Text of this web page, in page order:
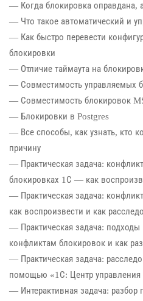
— Когда блокировка оправдана,
— Что такое автоматический и
— Как быстро перевести
блокировки
— Отличие таймаута на
— Совместимость управляемых
— Совместимость блокировок
— Блокировки в Postgres
— Все способы, как узнать, кто
причину
— Практическая задача:
блокировках 1С — как
— Практическая задача:
как воспроизвести и как
— Практическая задача: подходы
конфликтам блокировок и как
— Практическая задача:
помощью «1С: Центр
— Интерактивная задача: разбор